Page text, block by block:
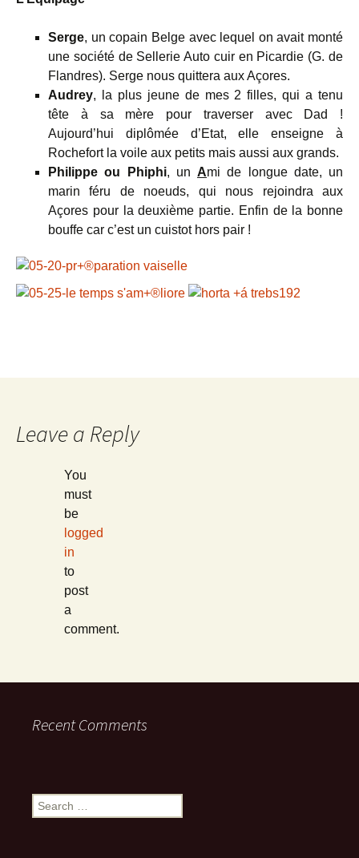
Serge, un copain Belge avec lequel on avait monté
une société de Sellerie Auto cuir en Picardie (G. de
Flandres). Serge nous quittera aux Açores.
Audrey, la plus jeune de mes 2 filles, qui a tenu
tête à sa mère pour traverser avec Dad !
Aujourd’hui diplômée d’Etat, elle enseigne à
Rochefort la voile aux petits mais aussi aux grands.
Philippe ou Phiphi, un Ami de longue date, un
marin féru de noeuds, qui nous rejoindra aux
Açores pour la deuxième partie. Enfin de la bonne
bouffe car c’est un cuistot hors pair !
Leave a Reply
You
must
be
logged
in
to
post
a
comment.
Recent Comments
Search
for: